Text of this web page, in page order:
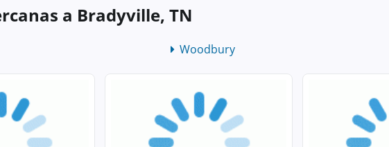
a Bradyville, TN
Woodbury